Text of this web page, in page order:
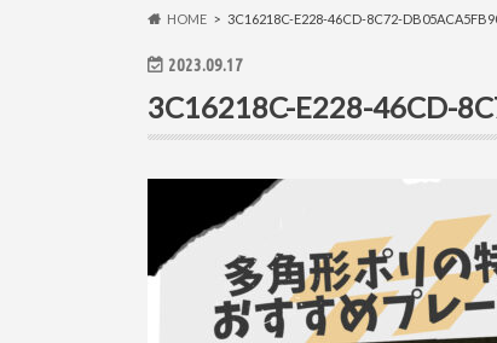
HOME 3C16218C-E228-46CD-8C72-
2023.09.17
3C16218C-E228-46CD-